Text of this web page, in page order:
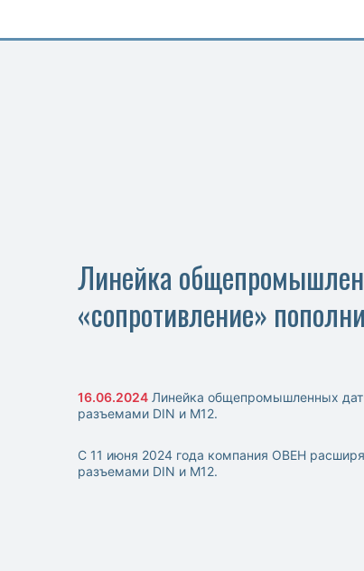
Линейка
«сопротивление»
16.06.2024 Линейка общепромышленных
разъемами DIN и М12.
С 11 июня 2024 года компания ОВЕН
разъемами DIN и М12.